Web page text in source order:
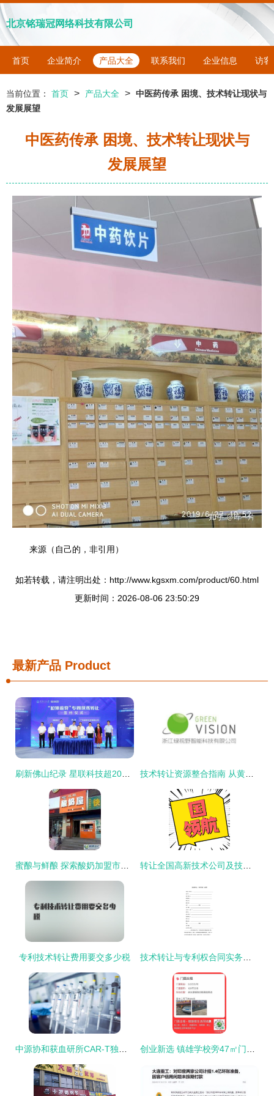
北京铭瑞冠网络科技有限公司
首页 企业简介 产品大全 联系我们 企业信息 访客
当前位置： 首页 > 产品大全 > 中医药传承 困境、技术转让现状与
发展展望
中医药传承 困境、技术转让现状与
发展展望
来源（自己的，非引用）
如若转载，请注明出处：http://www.kgsxm.com/product/60.html
更新时间：2026-08-06 23:50:29
最新产品 Product
刷新佛山纪录 星联科技超2000万购得华南理工大学技术专利，预示产学研深度融合新篇章 技术转让资源整合指南 从黄页到制造商的全面对接
蜜酿与鲜酿 探索酸奶加盟市场的商机与退路 转让全国高新技术公司及技术权益迁移全流程解析
专利技术转让费用要交多少税 技术转让与专利权合同实务指引
中源协和获血研所CAR-T独家技术转让 免疫治疗领域的新突破 创业新选 镇雄学校旁47㎡门面带技术转让，低门槛手握致富钥匙